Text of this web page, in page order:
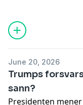
June 20, 2026
Trumps
sann?
Presidenten